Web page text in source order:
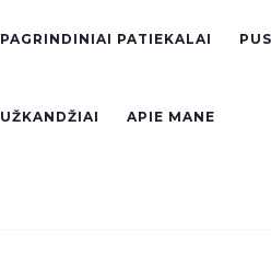
PAGRINDINIAI PATIEKALAI
UŽKANDŽIAI APIE MANE